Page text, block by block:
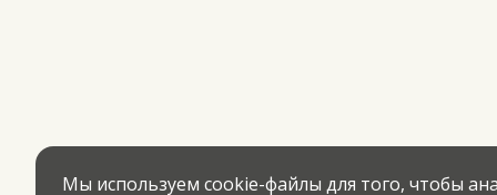
Мы используем cookie-файлы для того, чтобы